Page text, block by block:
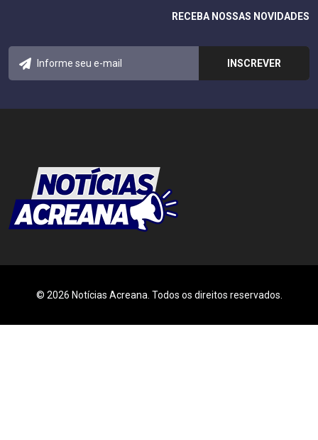
RECEBA NOSSAS NOVIDADES
© 2026 Notícias Acreana. Todos os direitos reservados.